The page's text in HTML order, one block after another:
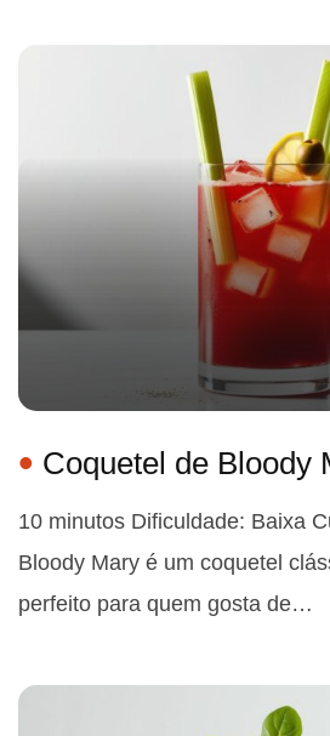
Coquetel de Bloody
10 minutos Dificuldade: Baixa
Bloody Mary é um coquetel
perfeito para quem gosta de…